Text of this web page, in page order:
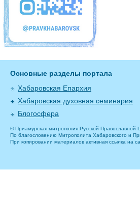
Основные разделы портала
Хабаровская Епархия
Хабаровская духовная семинария
Блогосфера
© Приамурская митрополия Русской Православной
По благословению Митрополита Хабаровского и
При копировании материалов активная ссылка на